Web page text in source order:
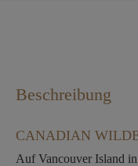
Beschreibung
CANADIAN
Auf Vancouver Island